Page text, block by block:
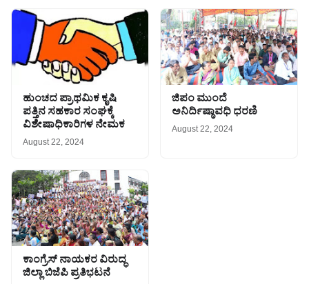
ಹುಂಚದ ಪ್ರಾಥಮಿಕ ಕೃಷಿ
ಪತ್ತಿನ ಸಹಕಾರ ಸಂಘಕ್ಕೆ
ವಿಶೇಷಾಧಿಕಾರಿಗಳ ನೇಮಕ
August 22, 2024
ಜಿಪಂ ಮುಂದೆ
ಅನಿರ್ದಿಷ್ಠಾವಧಿ ಧರಣಿ
August 22, 2024
ಕಾಂಗ್ರೆಸ್ ನಾಯಕರ ವಿರುದ್ಧ
ಜಿಲ್ಲಾ ಬಿಜೆಪಿ ಪ್ರತಿಭಟನೆ